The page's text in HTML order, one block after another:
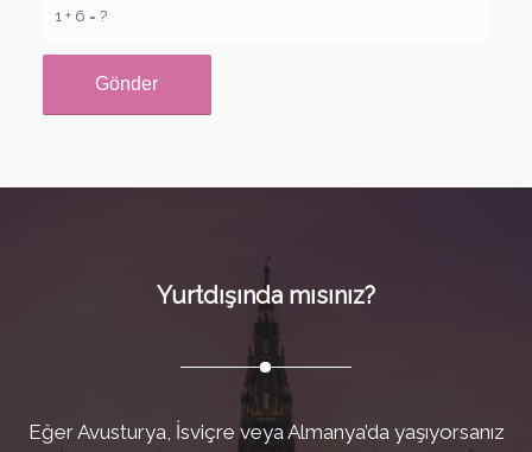
1 + 6 = ?
Yurtdışında mısınız?
Eğer Avusturya, İsviçre veya Almanya’da yaşıyorsanız